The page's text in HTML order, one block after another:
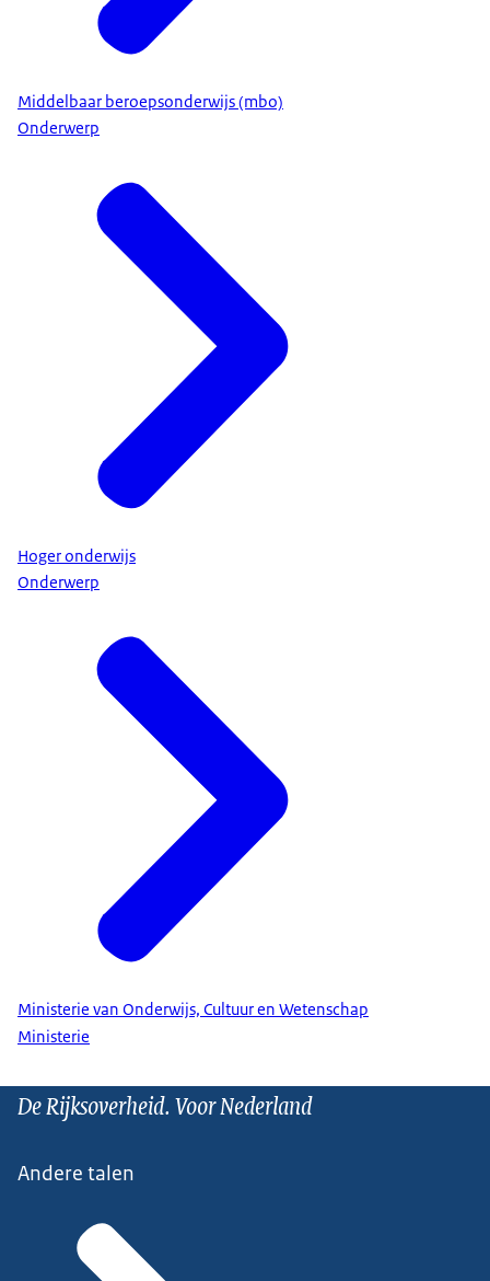
Middelbaar beroepsonderwijs (mbo)
Onderwerp
Hoger onderwijs
Onderwerp
Ministerie van Onderwijs, Cultuur en Wetenschap
Ministerie
De Rijksoverheid. Voor Nederland
Andere talen